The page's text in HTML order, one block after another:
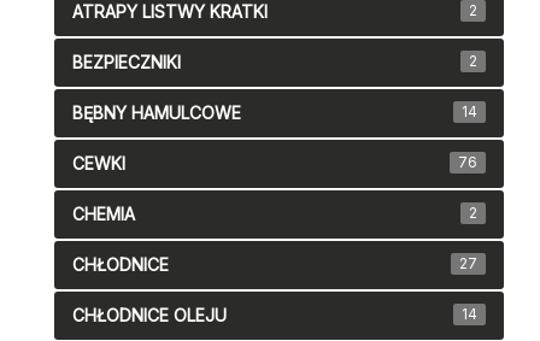
ATRAPY LISTWY KRATKI 2
BEZPIECZNIKI 2
BĘBNY HAMULCOWE 14
CEWKI 76
CHEMIA 2
CHŁODNICE 27
CHŁODNICE OLEJU 14